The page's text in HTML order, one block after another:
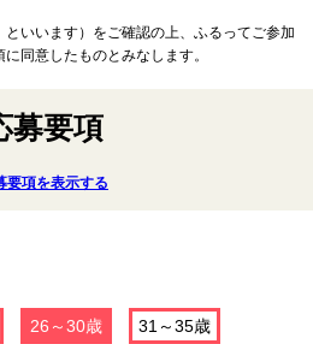
いいます）をご確認の上、ふるってご参加
同意したものとみなします。
募要項
要項を表示する
26～30歳 31～35歳